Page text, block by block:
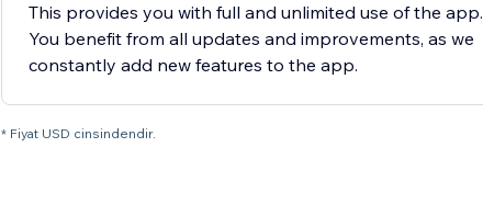
This provides you with full and unlimited use of the app.
You benefit from all updates and improvements, as we
constantly add new features to the app.
* Fiyat USD cinsindendir.